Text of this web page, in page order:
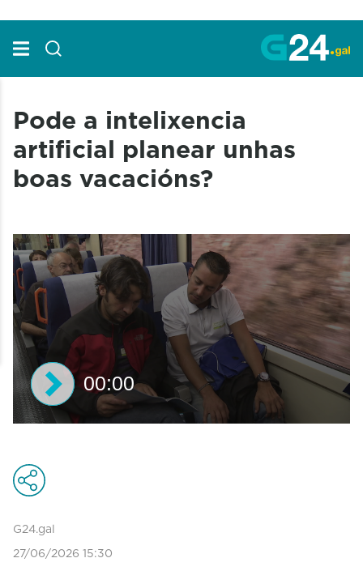
Pode a intelixencia
artificial planear unhas
boas vacacións?
c
o
d
o
00:00
G24.gal
27/06/2026 15:30